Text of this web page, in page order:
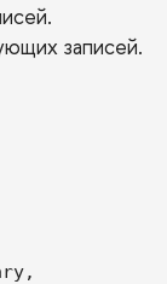
записей.